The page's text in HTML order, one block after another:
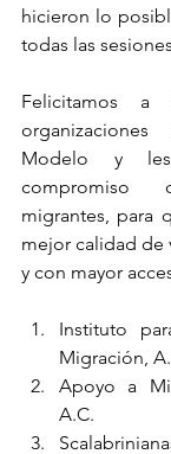
hicieron lo
todas las
Felicitamos
Modelo y les
compromiso
migrantes, para
mejor calidad de
y con mayor
Instituto
Migración,
Apoyo a
A.C.